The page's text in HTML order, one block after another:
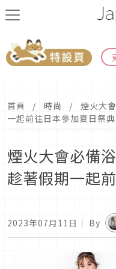
首頁 時尚
煙火大
一起前往日本參加夏日祭典
煙火大會必備
趁著假期一起
2023年07月11日 ｜ By